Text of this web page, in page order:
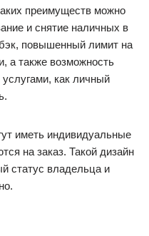
преимуществ можно
и снятие наличных в
повышенный лимит на
а также возможность
как личный
иметь индивидуальные
на заказ. Такой дизайн
статус владельца и